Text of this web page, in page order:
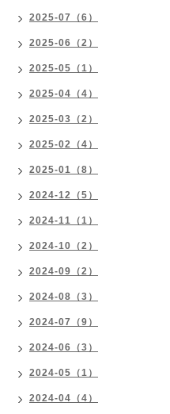
2025-07（6）
2025-06（2）
2025-05（1）
2025-04（4）
2025-03（2）
2025-02（4）
2025-01（8）
2024-12（5）
2024-11（1）
2024-10（2）
2024-09（2）
2024-08（3）
2024-07（9）
2024-06（3）
2024-05（1）
2024-04（4）